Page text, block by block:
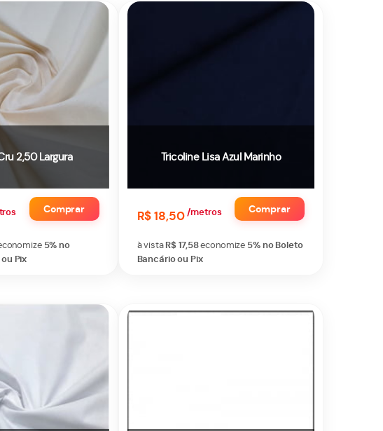
2,50 Largura
Comprar
5%no
Pix
Tricoline Lisa Azul Marinho
R$ 18,50 /metros Comprar
à vistaR$ 17,58economize 5%no Boleto
Bancário ou Pix